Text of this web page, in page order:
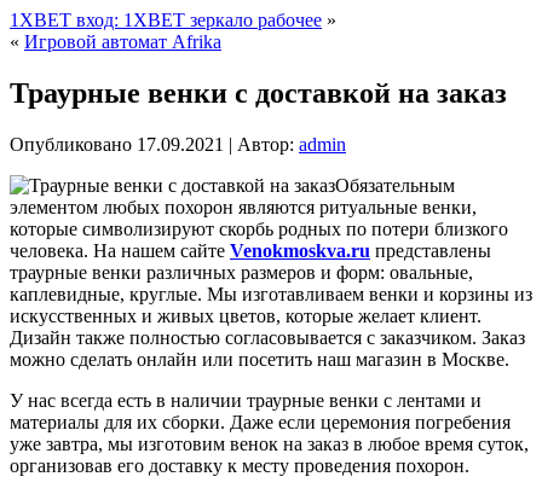
1XBET вход: 1XBET зеркало рабочее »
« Игровой автомат Afrika
Траурные венки с доставкой на заказ
Опубликовано 17.09.2021 | Автор: admin
Обязательным
элементом любых похорон являются ритуальные венки,
которые символизируют скорбь родных по потери близкого
человека. На нашем сайте Venokmoskva.ru представлены
траурные венки различных размеров и форм: овальные,
каплевидные, круглые. Мы изготавливаем венки и корзины из
искусственных и живых цветов, которые желает клиент.
Дизайн также полностью согласовывается с заказчиком. Заказ
можно сделать онлайн или посетить наш магазин в Москве.
У нас всегда есть в наличии траурные венки с лентами и
материалы для их сборки. Даже если церемония погребения
уже завтра, мы изготовим венок на заказ в любое время суток,
организовав его доставку к месту проведения похорон.